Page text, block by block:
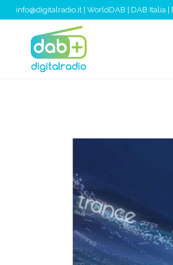
info@digitalradio.it WorldDAB DAB Italia